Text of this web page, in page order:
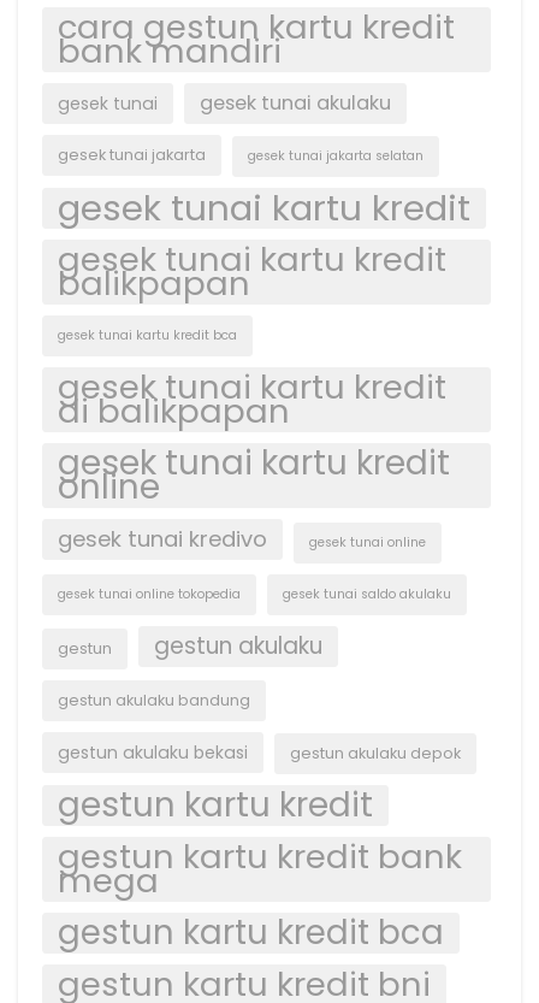
cara gestun kartu kredit
bank mandiri
gesek tunai gesek tunai akulaku
gesek tunai jakarta gesek tunai jakarta selatan
gesek tunai kartu kredit
gesek tunai kartu kredit
balikpapan
gesek tunai kartu kredit bca
gesek tunai kartu kredit
di balikpapan
gesek tunai kartu kredit
online
gesek tunai kredivo gesek tunai online
gesek tunai online tokopedia gesek tunai saldo akulaku
gestun gestun akulaku
gestun akulaku bandung
gestun akulaku bekasi gestun akulaku depok
gestun kartu kredit
gestun kartu kredit bank
mega
gestun kartu kredit bca
gestun kartu kredit bni